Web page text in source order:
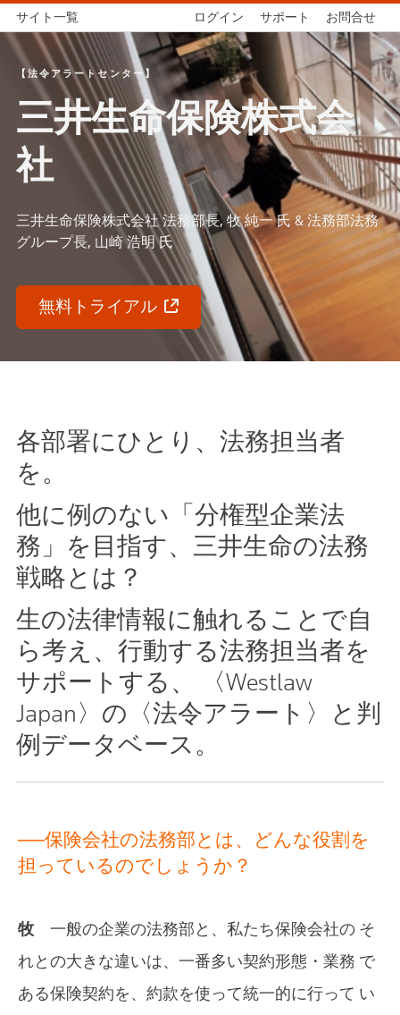
サイト一覧 ログイン サポート お問合せ
【法令アラートセンター】
三井生命保険株式会
社
三井生命保険株式会社 法務部長, 牧 純一 氏 & 法務部法務
グループ長, 山崎 浩明 氏
無料トライアル
各部署にひとり、法務担当者
を。
他に例のない「分権型企業法
務」を目指す、三井生命の法務
戦略とは？
生の法律情報に触れることで自
ら考え、行動する法務担当者を
サポートする、 〈Westlaw
Japan〉の〈法令アラート〉と判
例データベース。
──保険会社の法務部とは、どんな役割を
担っているのでしょうか？
牧一般の企業の法務部と、私たち保険会社の そ
れとの大きな違いは、一番多い契約形態・業務 で
ある保険契約を、約款を使って統一的に行って い